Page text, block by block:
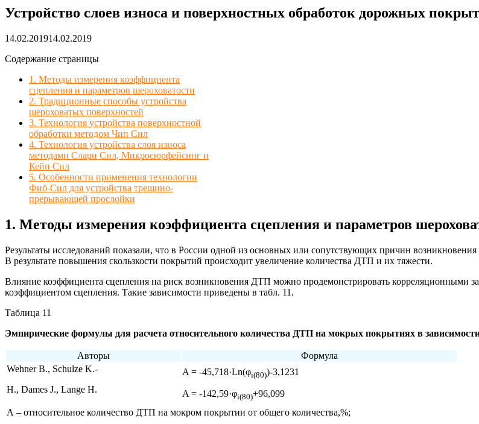
Устройство слоев износа и поверхностных обработок дорожных
14.02.201914.02.2019
Содержание страницы
1. Методы измерения коэффициента
сцепления и параметров шероховатости
2. Традиционные способы устройства
шероховатых поверхностей
3. Технология устройства поверхностной
обработки методом Чип Сил
4. Технология устройства слоя износа
методами Слари Сил, Микросюрфейсинг и
Кейп Сил
5. Особенности применения технологии
Фиб-Сил для устройства трещино-
прерывающей прослойки
1. Методы измерения коэффициента сцепления и параметров
Результаты исследований показали, что в России одной из основных или сопутствующих причин
В результате повышения скользкости покрытий происходит увеличение количества ДТП и их тяжести.
Влияние коэффициента сцепления на риск возникновения ДТП можно продемонстрировать корреляционными
коэффициентом сцепления. Такие зависимости приведены в табл. 11.
Таблица 11
Эмпирические формулы для расчета относительного количества ДТП на мокрых покрытиях в
Авторы
Формула
Wehner B., Schulze K.-
H., Dames J., Lange H.
A = -45,718·Ln(φi(80))-3,1231
A = -142,59·φi(80)+96,099
А – относительное количество ДТП на мокром покрытии от общего количества,%;